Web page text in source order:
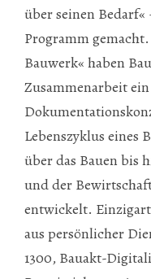
über seinen
Programm
Bauwerk« haben
Zusammenarbeit
Lebenszyklus eines
über das Bauen bis
und der
entwickelt.
aus persönlicher
1300, Bauakt-